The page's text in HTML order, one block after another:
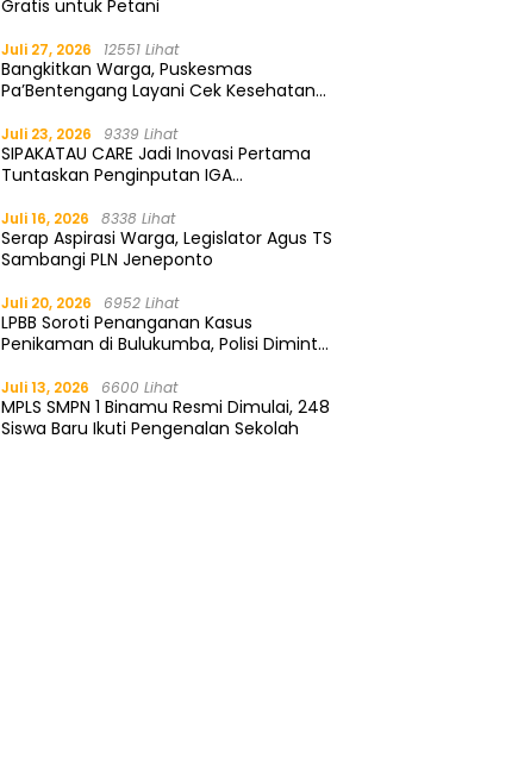
Gratis untuk Petani
Juli 27, 2026 12551 Lihat
Bangkitkan Warga, Puskesmas
Pa’Bentengang Layani Cek Kesehatan
Juli 23, 2026 9339 Lihat
SIPAKATAU CARE Jadi Inovasi Pertama
Tuntaskan Penginputan IGA
Juli 16, 2026 8338 Lihat
Serap Aspirasi Warga, Legislator Agus TS
Sambangi PLN Jeneponto
Juli 20, 2026 6952 Lihat
LPBB Soroti Penanganan Kasus
Penikaman di Bulukumba, Polisi Diminta
Juli 13, 2026 6600 Lihat
MPLS SMPN 1 Binamu Resmi Dimulai, 248
Siswa Baru Ikuti Pengenalan Sekolah